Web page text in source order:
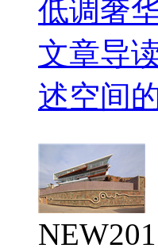
低调奢
文章导
述空间
NEW